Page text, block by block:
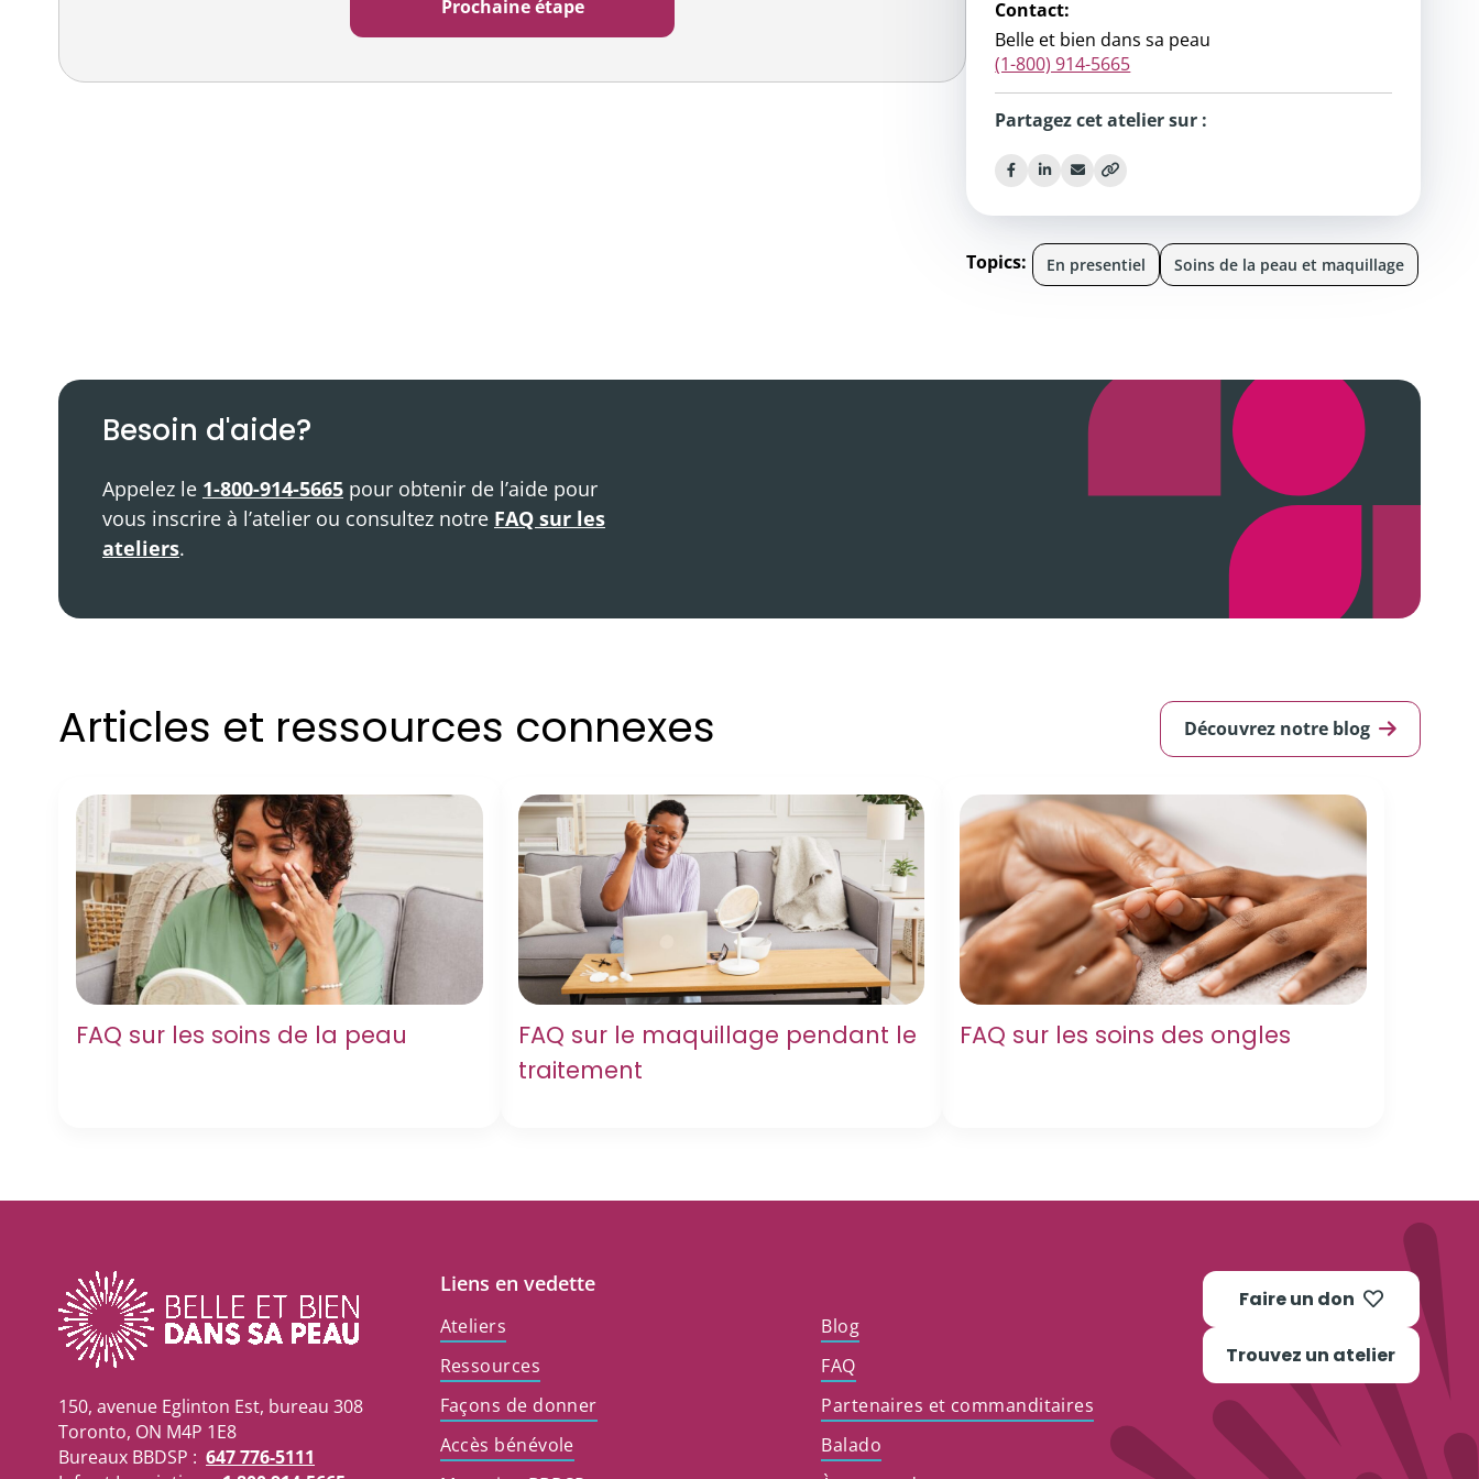
Contact:
Belle et bien dans sa peau
(1-800) 914-5665
Partagez cet atelier sur :
Topics: En presentiel Soins de la peau et maquillage
Besoin d'aide?
Appelez le 1-800-914-5665 pour obtenir de l’aide pour
vous inscrire à l’atelier ou consultez notre FAQ sur les
ateliers.
Articles et ressources connexes Découvrez notre blog
FAQ sur les soins de la peau
FAQ sur le maquillage pendant le
traitement
FAQ sur les soins des ongles
150, avenue Eglinton Est, bureau 308
Toronto, ON M4P 1E8
Bureaux BBDSP : 647 776-5111
Liens en vedette
Ateliers
Blog
Ressources
FAQ
Façons de donner
Partenaires et commanditaires
Accès bénévole
Balado
Faire un don
Trouvez un atelier